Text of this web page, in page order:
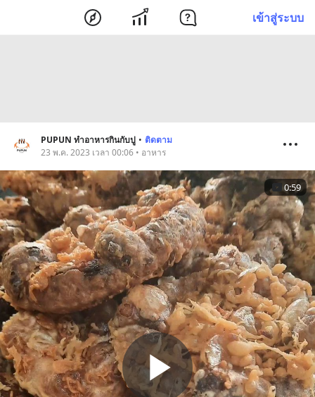
เข้าสู่ระบบ
PUPUN ทำอาหารกินกับปู • ติดตาม
23 พ.ค. 2023 เวลา 00:06 • อาหาร
0:59